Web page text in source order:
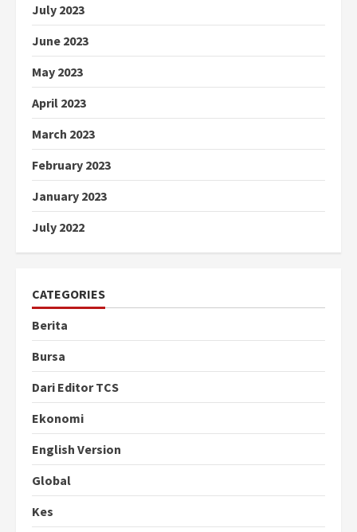
July 2023
June 2023
May 2023
April 2023
March 2023
February 2023
January 2023
July 2022
CATEGORIES
Berita
Bursa
Dari Editor TCS
Ekonomi
English Version
Global
Kes